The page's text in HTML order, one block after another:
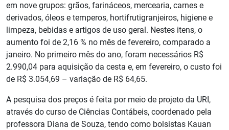
em nove grupos: grãos, farináceos, mercearia, carnes e
derivados, óleos e temperos, hortifrutigranjeiros, higiene e
limpeza, bebidas e artigos de uso geral. Nestes itens, o
aumento foi de 2,16 % no mês de fevereiro, comparado a
janeiro. No primeiro mês do ano, foram necessários R$
2.990,04 para aquisição da cesta e, em fevereiro, o custo foi
de R$ 3.054,69 – variação de R$ 64,65.
A pesquisa dos preços é feita por meio de projeto da URI,
através do curso de Ciências Contábeis, coordenado pela
professora Diana de Souza, tendo como bolsistas Kauan